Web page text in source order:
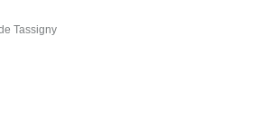
Tassigny